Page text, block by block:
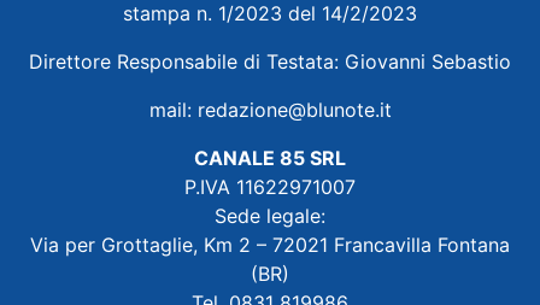
stampa n. 1/2023 del 14/2/2023
Direttore Responsabile di Testata: Giovanni Sebastio
mail: redazione@blunote.it
CANALE 85 SRL
P.IVA 11622971007
Sede legale:
Via per Grottaglie, Km 2 – 72021 Francavilla Fontana
(BR)